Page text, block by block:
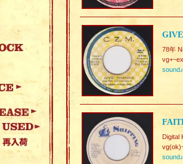
78年
sound♪
Digital
sound♪